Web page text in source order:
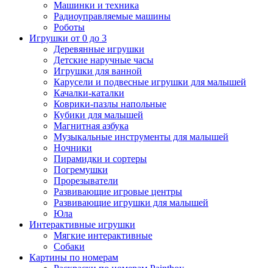
Машинки и техника
Радиоуправляемые машины
Роботы
Игрушки от 0 до 3
Деревянные игрушки
Детские наручные часы
Игрушки для ванной
Карусели и подвесные игрушки для малышей
Качалки-каталки
Коврики-пазлы напольные
Кубики для малышей
Магнитная азбука
Музыкальные инструменты для малышей
Ночники
Пирамидки и сортеры
Погремушки
Прорезыватели
Развивающие игровые центры
Развивающие игрушки для малышей
Юла
Интерактивные игрушки
Мягкие интерактивные
Собаки
Картины по номерам